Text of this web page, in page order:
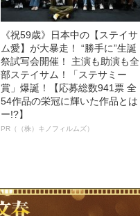
《祝59歳》日本中の【ステイサ
ム愛】が大暴走！ “勝手に”生誕
祭試写会開催！ 主演も助演も全
部ステイサム！「ステサミー
賞」爆誕！【応募総数941票 全
54作品の栄冠に輝いた作品とは
ー!?】
PR（（株）キノフィルムズ）